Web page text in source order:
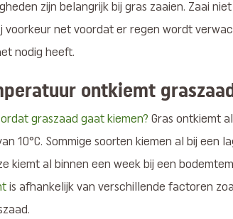
zijn belangrijk bij gras zaaien. Zaai
voorkeur net voordat er regen wordt
nodig heeft.
ontkiemt
graszaad gaat kiemen? Gras ontkiemt
10°C. Sommige soorten kiemen al bij een
kiemt al binnen een week bij een
is afhankelijk van verschillende factoren